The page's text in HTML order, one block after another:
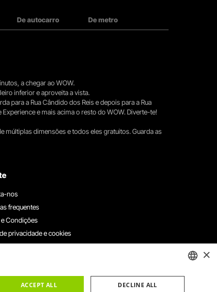
De autocarro De metro
a chegar ao WOW.
inferior e aproveita a vista.
para a Rua Cândido dos Reis e depois para a Rua
e mais acima o resto do WOW. Diverte-te!
múltiplas dimensões e todos eles gratuitos. Guarda as
nos
frequentes
Condições
privacidade e cookies
connosco
×
ACCEPT ALL DECLINE ALL